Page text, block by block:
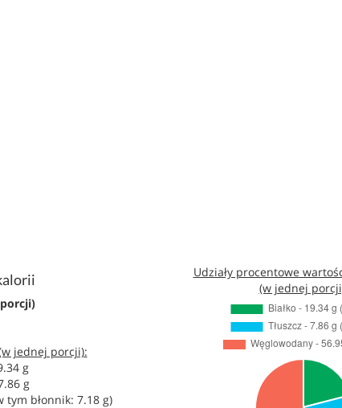
jednej porcji):
g
g
tym błonnik: 7.18 g)
Udziały procentowe
(w jednej